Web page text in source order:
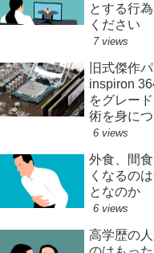
とする行
ください
7 views
旧式傑作
inspiron
をグレー
術を身に
メモリ、
6 views
外食、間
くなるの
となのか
6 views
高学歴の